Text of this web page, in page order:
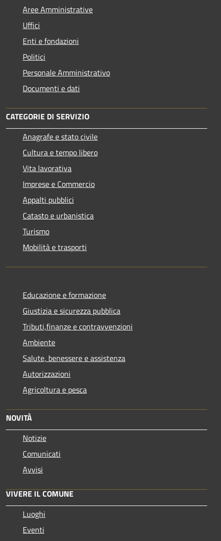
Aree Amministrative
Uffici
Enti e fondazioni
Politici
Personale Amministrativo
Documenti e dati
CATEGORIE DI SERVIZIO
Anagrafe e stato civile
Cultura e tempo libero
Vita lavorativa
Imprese e Commercio
Appalti pubblici
Catasto e urbanistica
Turismo
Mobilità e trasporti
Educazione e formazione
Giustizia e sicurezza pubblica
Tributi,finanze e contravvenzioni
Ambiente
Salute, benessere e assistenza
Autorizzazioni
Agricoltura e pesca
NOVITÀ
Notizie
Comunicati
Avvisi
VIVERE IL COMUNE
Luoghi
Eventi